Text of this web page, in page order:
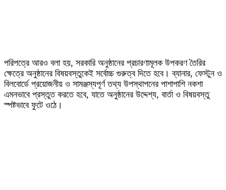
পরিপত্রে আরও বলা হয়, সরকারি অনুষ্ঠানের প্রচারণামূলক উপকরণ তৈরির
ক্ষেত্রে অনুষ্ঠানের বিষয়বস্তুকেই সর্বোচ্চ গুরুত্ব দিতে হবে। ব্যানার, ফেস্টুন ও
বিলবোর্ডে প্রয়োজনীয় ও সামঞ্জস্যপূর্ণ তথ্য উপস্থাপনের পাশাপাশি নকশা
এমনভাবে প্রস্তুত করতে হবে, যাতে অনুষ্ঠানের উদ্দেশ্য, বার্তা ও বিষয়বস্তু
স্পষ্টভাবে ফুটে ওঠে।